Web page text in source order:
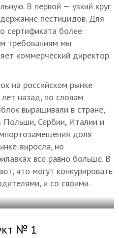
В первой — узкий круг
пестицидов. Для
сертификата более
требованиям мы
коммерческий директор
на российском рынке
назад, по словам
выращивали в стране,
Польши, Сербии, Италии и
доля
выросла, но
все равно больше. В
что могут конкурировать
и со своими.
№ 1